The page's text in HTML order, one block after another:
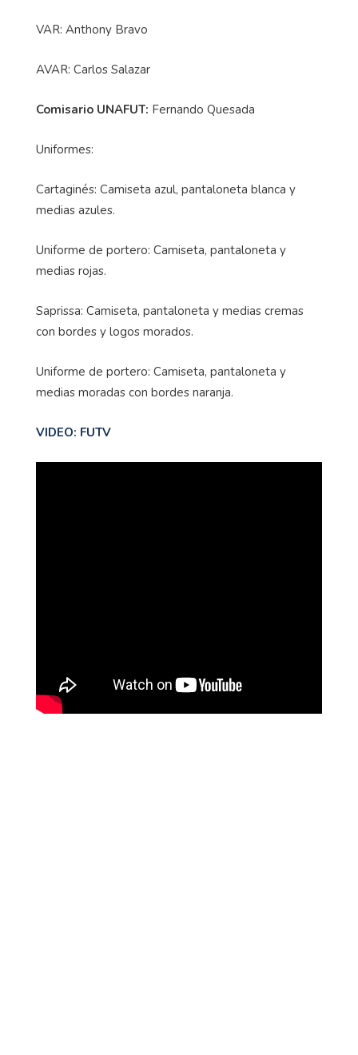
VAR: Anthony Bravo
AVAR: Carlos Salazar
Comisario UNAFUT: Fernando Quesada
Uniformes:
Cartaginés: Camiseta azul, pantaloneta blanca y
medias azules.
Uniforme de portero: Camiseta, pantaloneta y
medias rojas.
Saprissa: Camiseta, pantaloneta y medias cremas
con bordes y logos morados.
Uniforme de portero: Camiseta, pantaloneta y
medias moradas con bordes naranja.
VIDEO: FUTV